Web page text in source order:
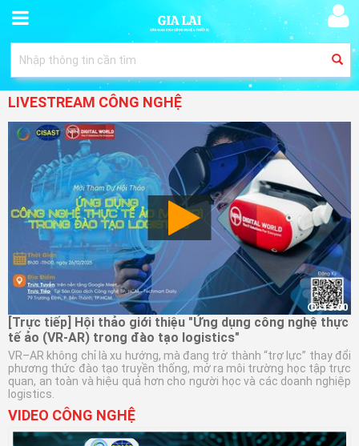
LIVESTREAM CÔNG NGHỆ
: 13:00
[Trực tiếp] Hội thảo giới thiệu "Ứng dụng công nghệ thực
tế ảo (VR-AR) trong đào tạo logistics"
VR–AR không chỉ là xu hướng, mà đang trở thành “trợ lực” thay đổi
phương thức đào tạo truyền thống, mở ra môi trường học tập trực
quan, an toàn và hiệu quả hơn cho người học và các doanh nghiệp
logistics.
VIDEO CÔNG NGHỆ